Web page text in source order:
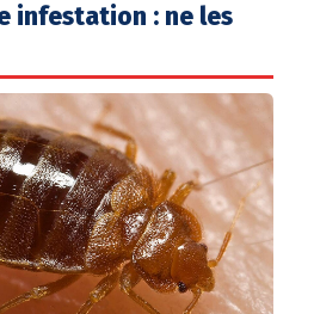
infestation : ne les